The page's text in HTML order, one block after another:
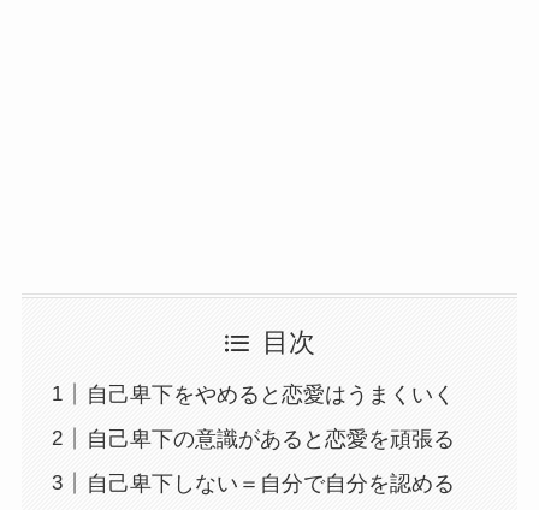
目次
自己卑下をやめると恋愛はうまくいく
自己卑下の意識があると恋愛を頑張る
自己卑下しない＝自分で自分を認める